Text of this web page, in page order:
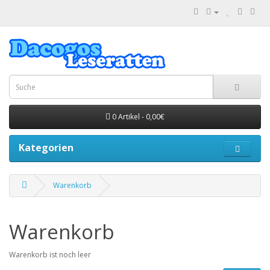
0 Artikel - 0,00€
Kategorien
Warenkorb
Warenkorb
Warenkorb ist noch leer